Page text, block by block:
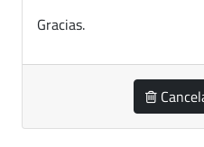
Gracias.